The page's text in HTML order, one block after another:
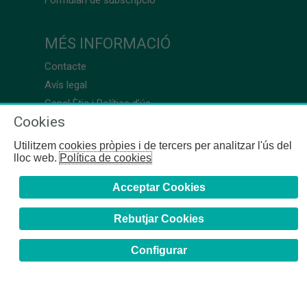
MÉS INFORMACIÓ
Contacte
Avís legal
Canal Ètic i Política d’ús
Cookies
Utilitzem cookies pròpies i de tercers per analitzar l'ús del
lloc web.Política de cookies
Acceptar Cookies
Rebutjar Cookies
Configurar